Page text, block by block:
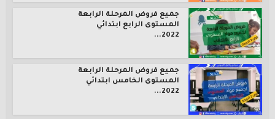
جميع فروض المرحلة الرابعة
المستوى الرابع ابتدائي
2022...
جميع فروض المرحلة الرابعة
المستوى الخامس ابتدائي
2022...